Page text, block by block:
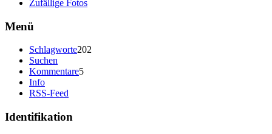
Zufällige Fotos
Menü
Schlagworte202
Suchen
Kommentare5
Info
RSS-Feed
Identifikation